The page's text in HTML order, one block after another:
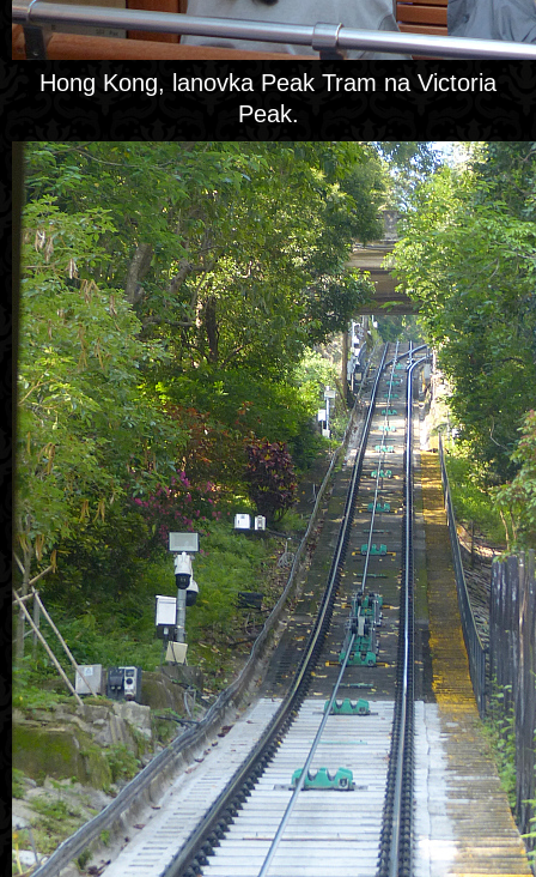
Hong Kong, lanovka Peak Tram na Victoria
Peak.